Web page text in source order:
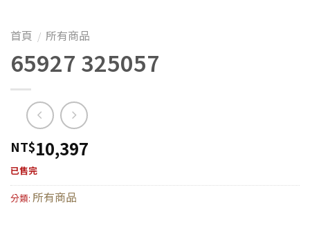
首頁 / 所有商品
65927 325057
NT$10,397
已售完
分類: 所有商品